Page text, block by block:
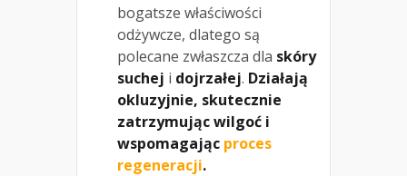
bogatsze właściwości
odżywcze, dlatego są
polecane zwłaszcza dla skóry
suchej i dojrzałej. Działają
okluzyjnie, skutecznie
zatrzymując wilgoć i
wspomagając proces
regeneracji.